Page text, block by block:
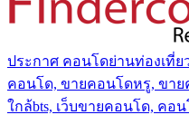
ประกาศ คอนโดย่านท่องเที่
คอนโด, ขายคอนโดหรู, ขา
ใกล้bts, เว็บขายคอนโด, คอ